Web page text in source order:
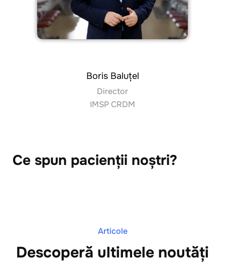
Boris Baluțel
Director
IMSP CRDM
Ce spun pacienții noștri?
Articole
Descoperă ultimele noutăți